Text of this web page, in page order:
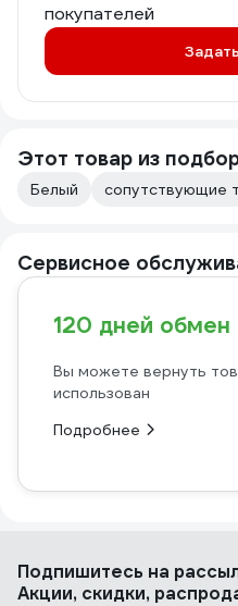
покупателей
Этот товар из
Белый сопутствующие
Сервисное
120 дней обмен
Вы можете вернуть
использован
Подробнее
Подпишитесь на
Акции, скидки,